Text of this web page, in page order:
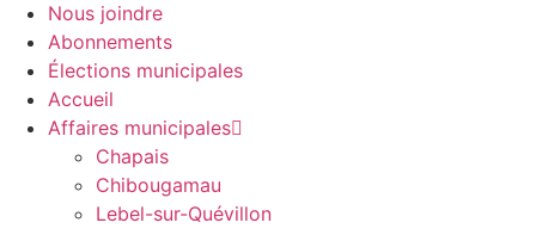
Nous joindre
Abonnements
Élections municipales
Accueil
Affaires municipales
Chapais
Chibougamau
Lebel-sur-Quévillon